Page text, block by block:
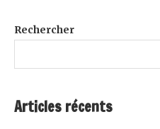
Rechercher
Articles récents